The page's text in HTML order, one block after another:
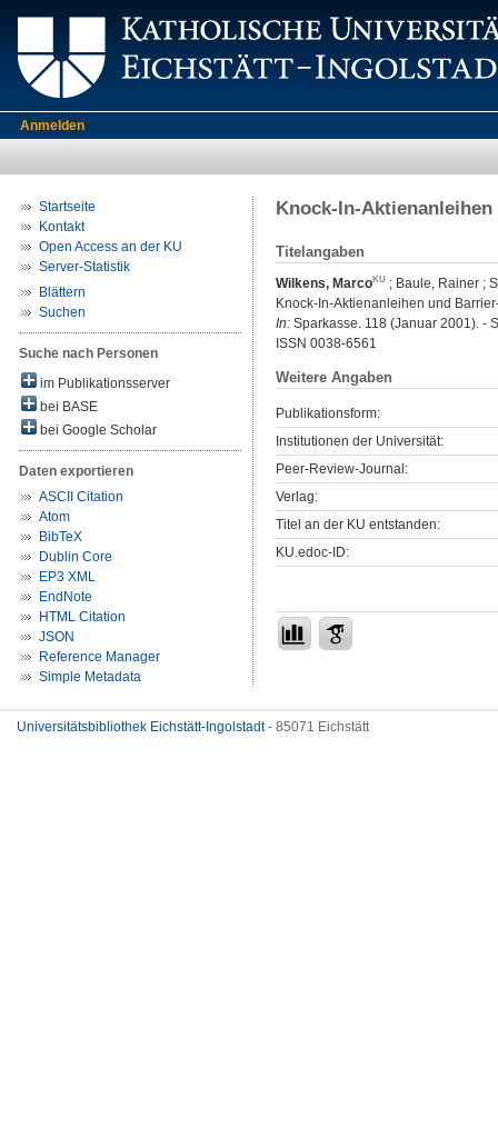
Anmelden
Startseite
Kontakt
Open Access an der KU
Server-Statistik
Blättern
Suchen
Suche nach Personen
im Publikationsserver
bei BASE
bei Google Scholar
Daten exportieren
ASCII Citation
Atom
BibTeX
Dublin Core
EP3 XML
EndNote
HTML Citation
JSON
Reference Manager
Simple Metadata
Knock-In-
Titelangaben
Wilkens, Marco ; Baule, Rainer ;
Knock-In-Aktienanleihen und
In: Sparkasse. 118 (Januar 2001). -
ISSN 0038-6561
Weitere Angaben
Publikationsform:
Institutionen der Universität:
Peer-Review-Journal:
Verlag:
Titel an der KU entstanden:
KU.edoc-ID:
Universitätsbibliothek Eichstätt-Ingolstadt- 85071 Eichstätt